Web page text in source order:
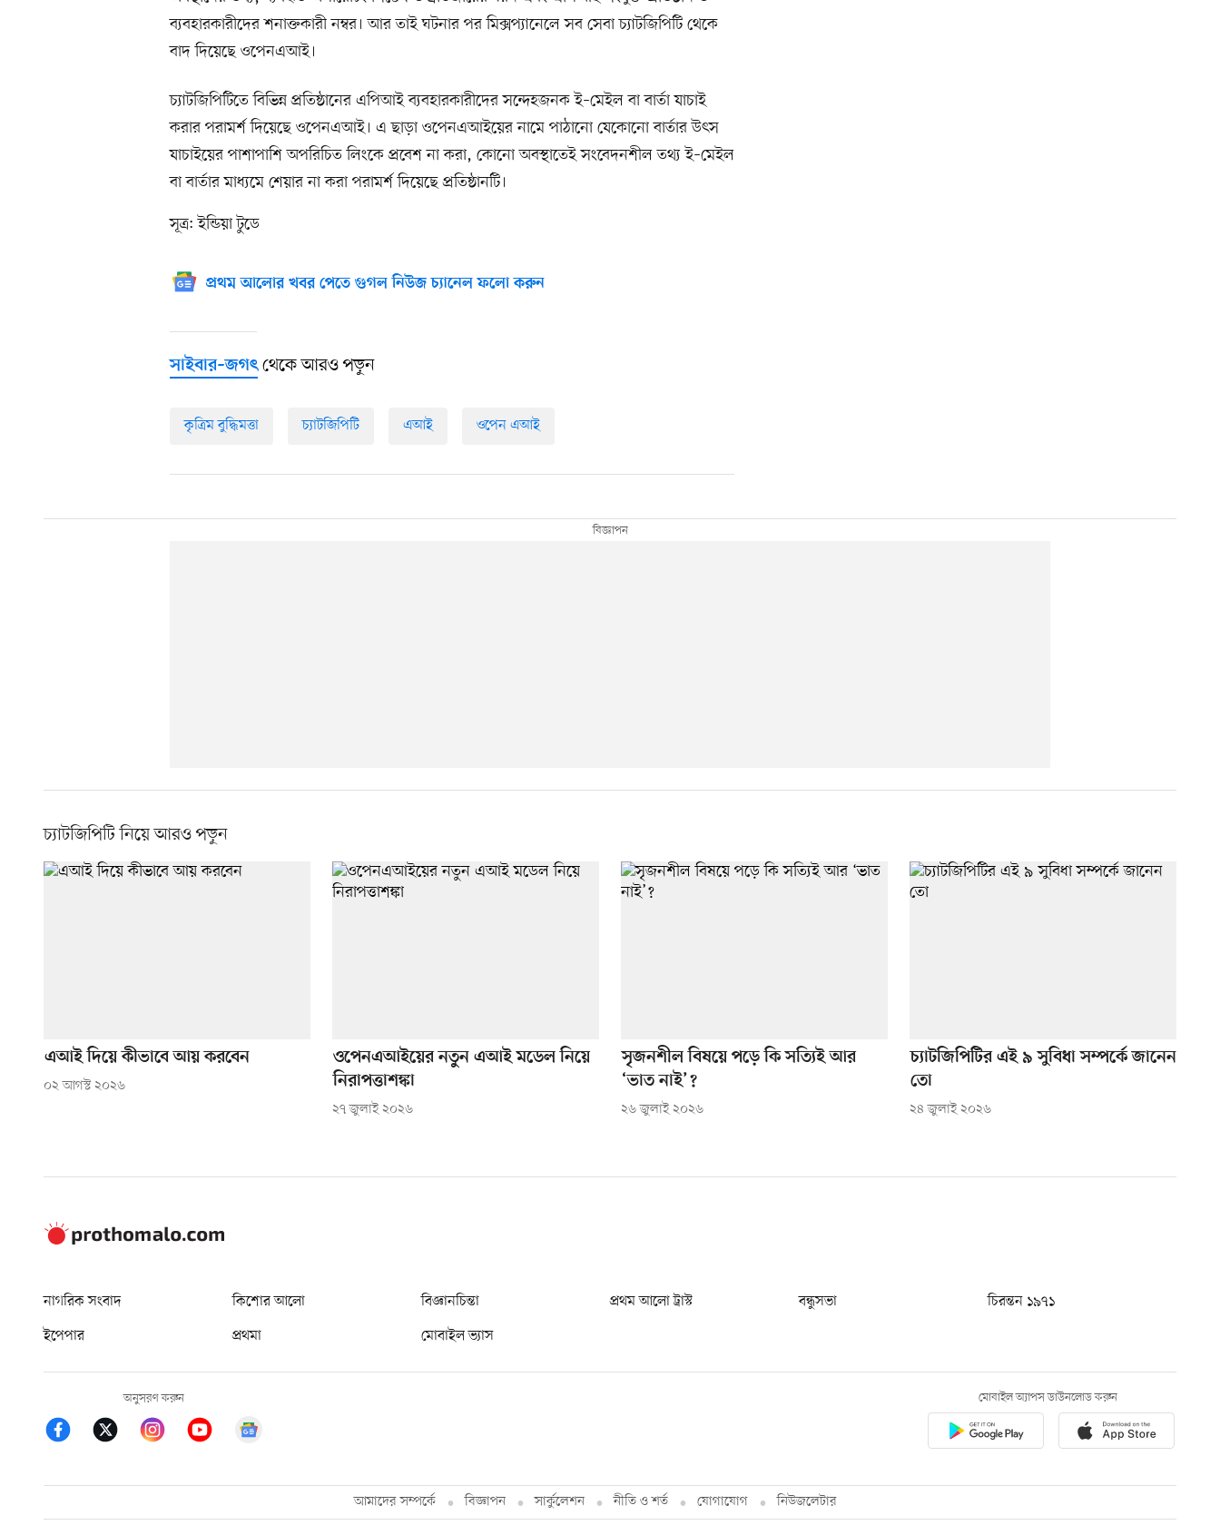
ব্যবহারকারীদের শনাক্তকারী নম্বর। আর তাই ঘটনার পর মিক্সপ্যানেলে সব সেবা চ্যাটজিপিটি থেকে
বাদ দিয়েছে ওপেনএআই।
চ্যাটজিপিটিতে বিভিন্ন প্রতিষ্ঠানের এপিআই ব্যবহারকারীদের সন্দেহজনক ই–মেইল বা বার্তা যাচাই
করার পরামর্শ দিয়েছে ওপেনএআই। এ ছাড়া ওপেনএআইয়ের নামে পাঠানো যেকোনো বার্তার উৎস
যাচাইয়ের পাশাপাশি অপরিচিত লিংকে প্রবেশ না করা, কোনো অবস্থাতেই সংবেদনশীল তথ্য ই–মেইল
বা বার্তার মাধ্যমে শেয়ার না করা পরামর্শ দিয়েছে প্রতিষ্ঠানটি।
সূত্র: ইন্ডিয়া টুডে
প্রথম আলোর খবর পেতে গুগল নিউজ চ্যানেল ফলো করুন
সাইবার–জগৎথেকে আরও পড়ুন
কৃত্রিম বুদ্ধিমত্তা চ্যাটজিপিটি এআই ওপেন এআই
চ্যাটজিপিটি নিয়ে আরও পড়ুন
এআই দিয়ে কীভাবে আয় করবেন
০২ আগস্ট ২০২৬
ওপেনএআইয়ের নতুন এআই মডেল নিয়ে
নিরাপত্তাশঙ্কা
২৭ জুলাই ২০২৬
সৃজনশীল বিষয়ে পড়ে কি সত্যিই আর
‘ভাত নাই’?
২৬ জুলাই ২০২৬
চ্যাটজিপিটির এই ৯ সুবিধা সম্পর্কে জানেন
তো
২৪ জুলাই ২০২৬
নাগরিক সংবাদ কিশোর আলো বিজ্ঞানচিন্তা প্রথম আলো ট্রাস্ট বন্ধুসভা
চিরন্তন ১৯৭১
ইপেপার
প্রথমা মোবাইল ভ্যাস
অনুসরণ করুন মোবাইল অ্যাপস ডাউনলোড করুন
আমাদের সম্পর্কে বিজ্ঞাপন সার্কুলেশন নীতি ও শর্ত যোগাযোগ নিউজলেটার